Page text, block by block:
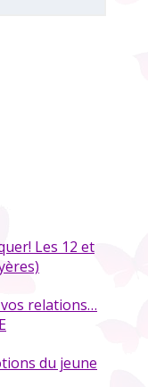
Les 12 et
relations…
du jeune